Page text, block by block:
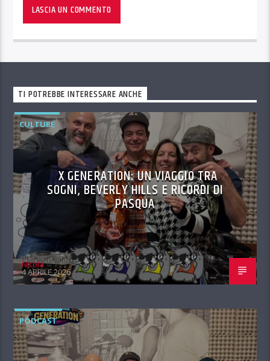
TI POTREBBE INTERESSARE ANCHE
CULTURE
X GENERATION: UN VIAGGIO TRA
SOGNI, BEVERLY HILLS E RICORDI DI
PASQUA
Nicola
4 APRILE 2026
PODCAST